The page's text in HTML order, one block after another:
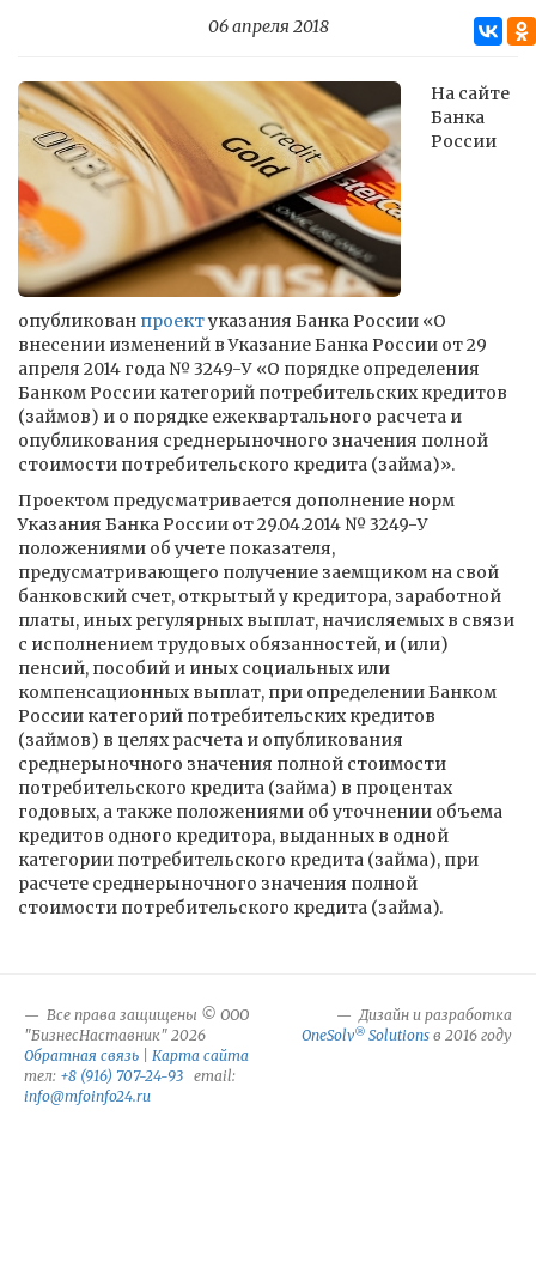
06 апреля 2018
На сайте
Банка
России
опубликован проектуказания Банка России «О
внесении изменений в Указание Банка России от 29
апреля 2014 года № 3249-У «О порядке определения
Банком России категорий потребительских кредитов
(займов) и о порядке ежеквартального расчета и
опубликования среднерыночного значения полной
стоимости потребительского кредита (займа)».
Проектом предусматривается дополнение норм
Указания Банка России от 29.04.2014 № 3249-У
положениями об учете показателя,
предусматривающего получение заемщиком на свой
банковский счет, открытый у кредитора, заработной
платы, иных регулярных выплат, начисляемых в связи
с исполнением трудовых обязанностей, и (или)
пенсий, пособий и иных социальных или
компенсационных выплат, при определении Банком
России категорий потребительских кредитов
(займов) в целях расчета и опубликования
среднерыночного значения полной стоимости
потребительского кредита (займа) в процентах
годовых, а также положениями об уточнении объема
кредитов одного кредитора, выданных в одной
категории потребительского кредита (займа), при
расчете среднерыночного значения полной
стоимости потребительского кредита (займа).
Все права защищены © ООО
"БизнесНаставник" 2026
Обратная связь
Карта сайта
тел: +8 (916) 707-24-93 email:
info@mfoinfo24.ru
Дизайн и разработка
OneSolv® Solutions в 2016 году